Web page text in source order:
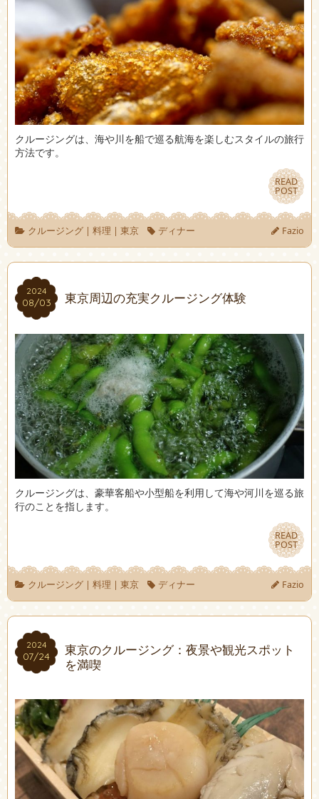
クルージングは、海や川を船で巡る航海を楽しむスタイルの旅行
方法です。
READ
POST
READ
POST
クルージング| 料理 | 東京 ディナー Fazio
2024
08/03
2024
08/03 東京周辺の充実クルージング体験
クルージングは、豪華客船や小型船を利用して海や河川を巡る旅
行のことを指します。
READ
POST
READ
POST
クルージング| 料理 | 東京 ディナー Fazio
2024
07/24
2024
07/24
東京のクルージング：夜景や観光スポット
を満喫